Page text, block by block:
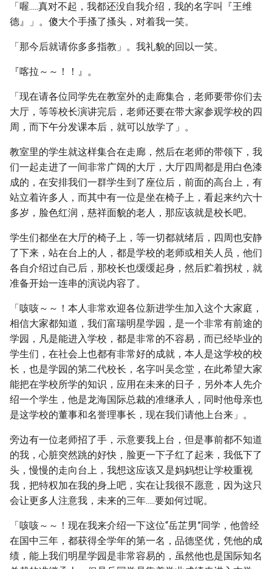
「喔.....真对不起，我都还没自我介绍，我的名字叫『王维
德』」。傻大个手搔了搔头，对着我一笑。
「那今后就请你多多指教」。我礼貌的回以一笑。
『喀拉～～！！』。
「现在请各位同学先在教室外的走廊集合，老师要带你们去
大厅，等等校长演讲完后，老师还要在带大家参观学校的四
周，而下午分发课本后，就可以放学了」。
教室里的学生就这样集合在走廊，然后在老师的带领下，我
们一起走进了一间非常广阔的大厅，大厅四周都是用白色漆
成的，在安排我们一群学生到了座位后，前面的高台上，有
站立着许多人，而其中有一位是坐在椅子上，看起来约六十
多岁，脸色红润，慈祥面貌的老人，那应该就是校长吧。
学生们都坐在大厅的椅子上，等一切都就绪后，四周也安静
了下来，站在台上的人，都是学校的老师或相关人员，他们
各自介绍过自己后，那校长也缓缓起身，然后贮着拐杖，就
准备开始一连串的演说内容了。
「咳咳～～！本人非常欢迎各位新进学生加入这个大家庭，
相信大家都知道，我们富瑞明星学园，是一个非常有前途的
学园，凡是能进入学校，都是非常的不容易，而已经毕业的
学生们，在社会上也都有非常好的成就，本人是这学校的校
长，也是学园的第二代校长，名字叫吴念堂，在此希望大家
能把在学校所学的知识，应用在未来的日子，另外本人先介
绍一个学生，他是龙海国际总裁的准继承人，同时他母亲也
是这学校的董事和名誉理事长，现在我们请他上台来」。
旁边有一位老师招了手，示意要我上台，但是事前都不知道
的我，心脏突然跳的好快，脸更一下子红了起来，我低下了
头，慢慢的走向台上，我想这应该又是妈妈想让学校重视
我，把特权加在我的身上吧，实在让我很不愿意，因为这只
会让更多人注意我，未来的三年.....要如何过呢。
「咳咳～～！现在我来介绍一下这位“岳芷男”同学，他曾经
在国中三年，都获得全学年的第一名，品德坚优，凭他的成
绩，能上我们明星学园是非常容易的，虽然他也是国际知名